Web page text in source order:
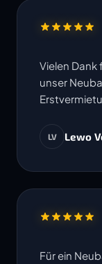
Vielen Dank
unser
LV Lewo
Für ein